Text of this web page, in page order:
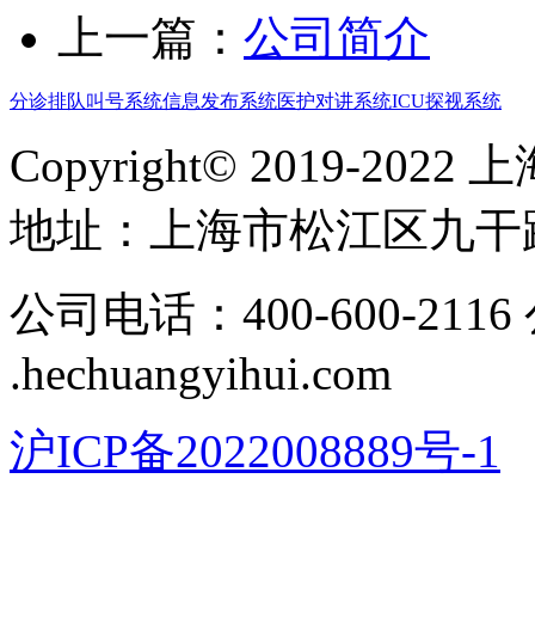
上一篇： 公司简介
分诊排队叫号系统信息发布系统医护对讲系统ICU探视系统
Copyright© 2019-2022
地址​：上海市松江区九干
公司电话：400-600-
.hechuangyihui.com
沪ICP备2022008889号-1